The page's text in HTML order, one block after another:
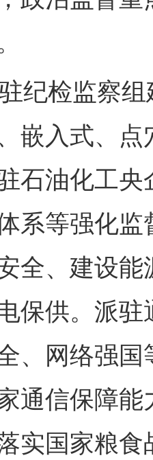
检监察组
嵌入式、
石油化工
系等强化
全、建设
保供。派
、网络强
通信保障
实国家粮